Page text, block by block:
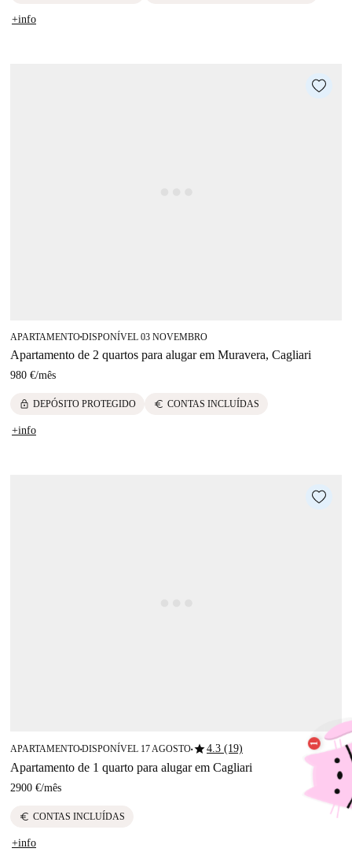
+info
APARTAMENTO■DISPONÍVEL 03 NOVEMBRO
Apartamento de 2 quartos para alugar em Muravera, Cagliari
980 €/mês
lock DEPÓSITO PROTEGIDO euro CONTAS INCLUÍDAS
+info
APARTAMENTO■DISPONÍVEL 17 AGOSTO■star4.3 (19)
Apartamento de 1 quarto para alugar em Cagliari
2900 €/mês
euro CONTAS INCLUÍDAS
+info